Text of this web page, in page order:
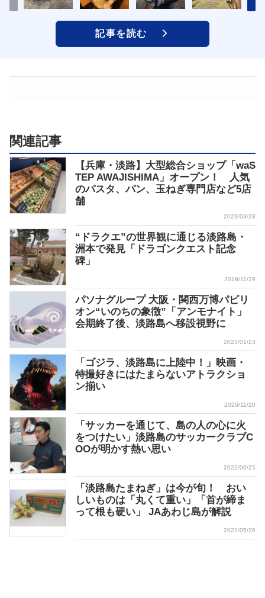
記事を読む
関連記事
【兵庫・淡路】大型総合ショップ「waS
TEP AWAJISHIMA」オープン！ 人気
のパスタ、パン、玉ねぎ専門店など5店
舗
2023/03/28
“ドラクエ”の世界観に通じる淡路島・
洲本で発見「ドラゴンクエスト記念
碑」
2019/11/29
パソナグループ 大阪・関西万博パビリ
オン“いのちの象徴”「アンモナイト」
会期終了後、淡路島へ移設視野に
2023/01/23
「ゴジラ、淡路島に上陸中！」映画・
特撮好きにはたまらないアトラクショ
ン揃い
2020/11/20
「サッカーを通じて、島の人の心に火
をつけたい」淡路島のサッカークラブC
OOが明かす熱い思い
2022/06/25
「淡路島たまねぎ」は今が旬！ おい
しいものは「丸くて重い」「首が締ま
って根も硬い」 JAあわじ島が解説
2022/05/26